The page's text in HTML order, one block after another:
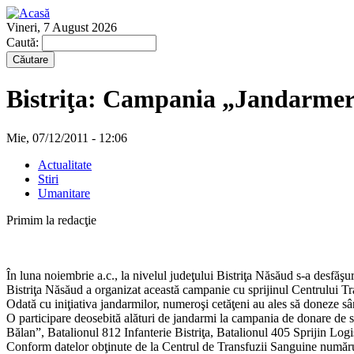
Vineri, 7 August 2026
Caută:
Bistriţa: Campania
Mie, 07/12/2011 - 12:06
Actualitate
Stiri
Umanitare
Primim la redacţie
În luna noiembrie a.c., la nivelul judeţului Bistriţa Năsăud s-a
Bistriţa Năsăud a organizat această campanie cu sprijinul Centrului
Odată cu iniţiativa jandarmilor, numeroşi cetăţeni au ales să doneze
O participare deosebită alături de jandarmi la campania de donare
Bălan”, Batalionul 812 Infanterie Bistriţa, Batalionul 405 Sprijin
Conform datelor obţinute de la Centrul de Transfuzii Sanguine